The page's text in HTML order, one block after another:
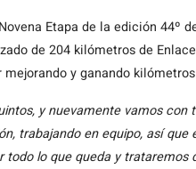
Etapa de la edición 44º
de 204 kilómetros de
y ganando
y nuevamente vamos
trabajando en equipo, así
lo que queda y trataremos